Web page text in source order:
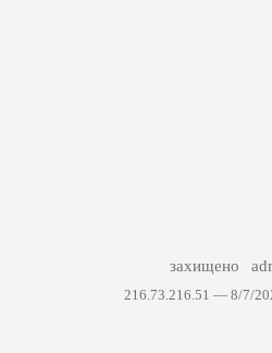
захищено
216.73.216.51 — 8/7/